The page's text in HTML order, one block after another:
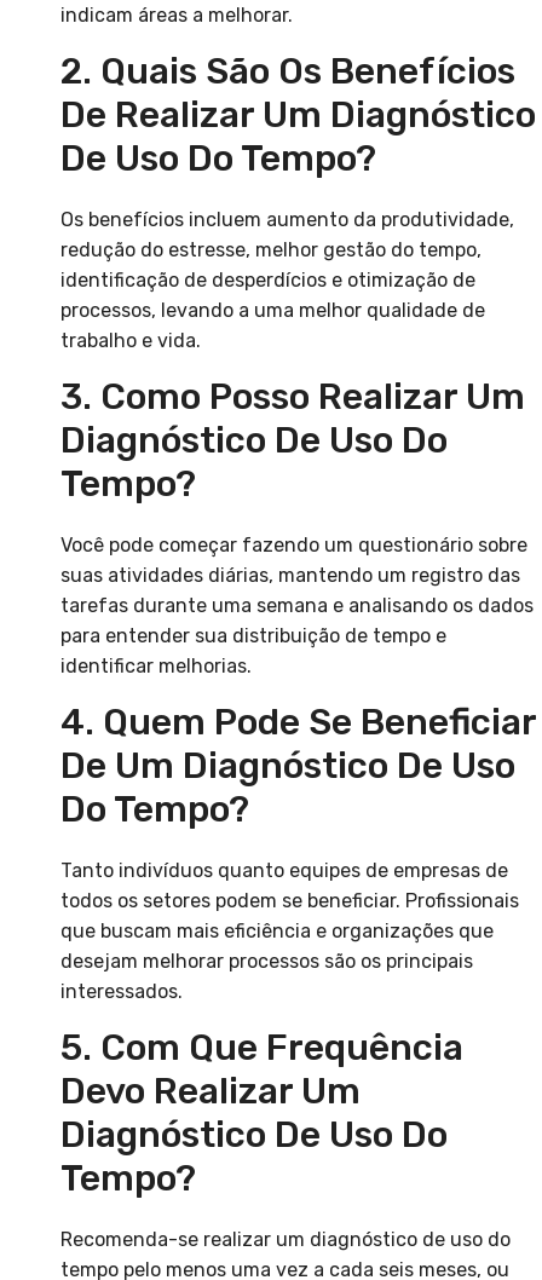
indicam áreas a melhorar.
2. Quais São Os Benefícios
De Realizar Um Diagnóstico
De Uso Do Tempo?
Os benefícios incluem aumento da produtividade,
redução do estresse, melhor gestão do tempo,
identificação de desperdícios e otimização de
processos, levando a uma melhor qualidade de
trabalho e vida.
3. Como Posso Realizar Um
Diagnóstico De Uso Do
Tempo?
Você pode começar fazendo um questionário sobre
suas atividades diárias, mantendo um registro das
tarefas durante uma semana e analisando os dados
para entender sua distribuição de tempo e
identificar melhorias.
4. Quem Pode Se Beneficiar
De Um Diagnóstico De Uso
Do Tempo?
Tanto indivíduos quanto equipes de empresas de
todos os setores podem se beneficiar. Profissionais
que buscam mais eficiência e organizações que
desejam melhorar processos são os principais
interessados.
5. Com Que Frequência
Devo Realizar Um
Diagnóstico De Uso Do
Tempo?
Recomenda-se realizar um diagnóstico de uso do
tempo pelo menos uma vez a cada seis meses, ou